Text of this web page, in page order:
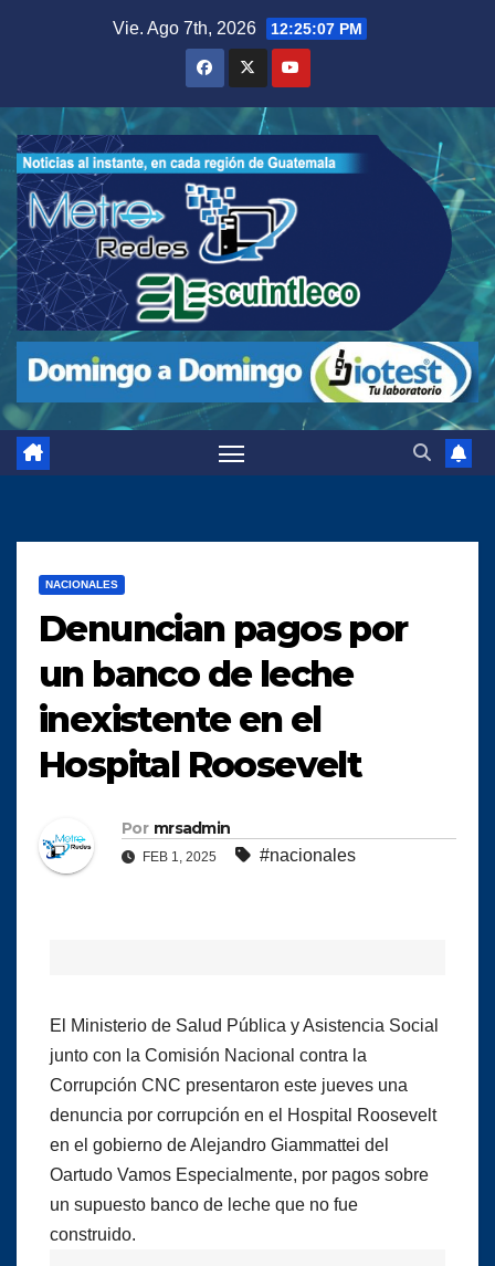
Vie. Ago 7th, 2026 12:25:09 PM
NACIONALES
Denuncian pagos por
un banco de leche
inexistente en el
Hospital Roosevelt
Por mrsadmin
FEB 1, 2025 #nacionales
El Ministerio de Salud Pública y Asistencia Social
junto con la Comisión Nacional contra la
Corrupción CNC presentaron este jueves una
denuncia por corrupción en el Hospital Roosevelt
en el gobierno de Alejandro Giammattei del
Oartudo Vamos Especialmente, por pagos sobre
un supuesto banco de leche que no fue
construido.